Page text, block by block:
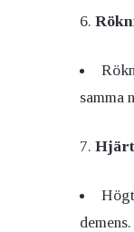
samma